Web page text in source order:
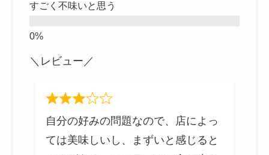
すごく不味いと思う
＼レビュー／
自分の好みの問題なので、店によっ
ては美味しいし、まずいと感じると